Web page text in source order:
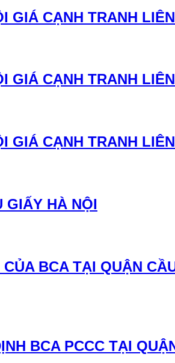
GIÁ CẠNH TRANH
GIÁ CẠNH TRANH
GIÁ CẠNH TRANH
GIẤY HÀ NỘI
BCA TẠI QUẬN
BCA PCCC TẠI